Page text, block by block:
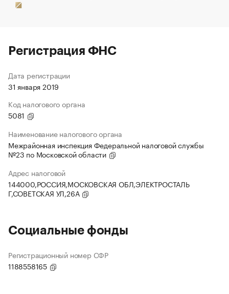
Регистрация ФНС
Дата регистрации
31 января 2019
Код налогового органа
5081
Наименование налогового органа
Межрайонная инспекция Федеральной налоговой службы
№23 по Московской области
Адрес налоговой
144000,РОССИЯ,МОСКОВСКАЯ ОБЛ,ЭЛЕКТРОСТАЛЬ
Г,СОВЕТСКАЯ УЛ,26А
Социальные фонды
Регистрационный номер СФР
1188558165